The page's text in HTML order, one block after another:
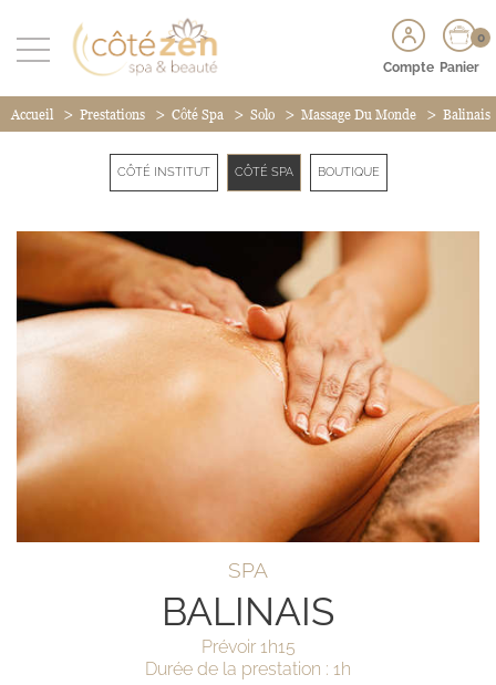
Compte
0
Panier
Accueil > Prestations > Côté Spa > Solo > Massage Du Monde > Balinais
CÔTÉ INSTITUT CÔTÉ SPA BOUTIQUE
SPA
BALINAIS
Prévoir 1h15
Durée de la prestation : 1h